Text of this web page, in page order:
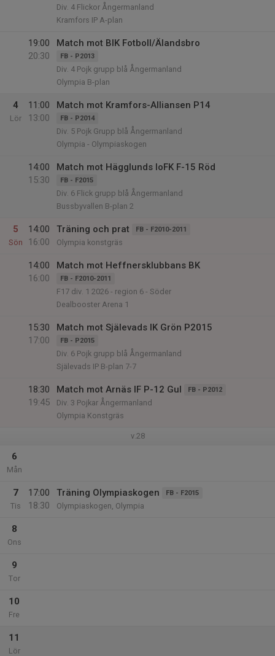
Div. 4 Flickor Ångermanland
Kramfors IP A-plan
19:00
20:30
Match mot BIK Fotboll/Älandsbro
FB - P2013
Div. 4 Pojk grupp blå Ångermanland
Olympia B-plan
4
Lör
11:00
13:00
Match mot Kramfors-Alliansen P14
FB - P2014
Div. 5 Pojk Grupp blå Ångermanland
Olympia - Olympiaskogen
14:00
15:30
Match mot Hägglunds IoFK F-15 Röd
FB - F2015
Div. 6 Flick grupp blå Ångermanland
Bussbyvallen B-plan 2
5
Sön
14:00
16:00
Träning och prat FB - F2010-2011
Olympia konstgräs
14:00
16:00
Match mot Heffnersklubbans BK
FB - F2010-2011
F17 div. 1 2026 - region 6 - Söder
Dealbooster Arena 1
15:30
17:00
Match mot Själevads IK Grön P2015
FB - P2015
Div. 6 Pojk grupp blå Ångermanland
Själevads IP B-plan 7-7
18:30
19:45
Match mot Arnäs IF P-12 Gul FB - P2012
Div. 3 Pojkar Ångermanland
Olympia Konstgräs
v.28
6
Mån
7
Tis
17:00
18:30
Träning Olympiaskogen FB - F2015
Olympiaskogen, Olympia
8
Ons
9
Tor
10
Fre
11
Lör